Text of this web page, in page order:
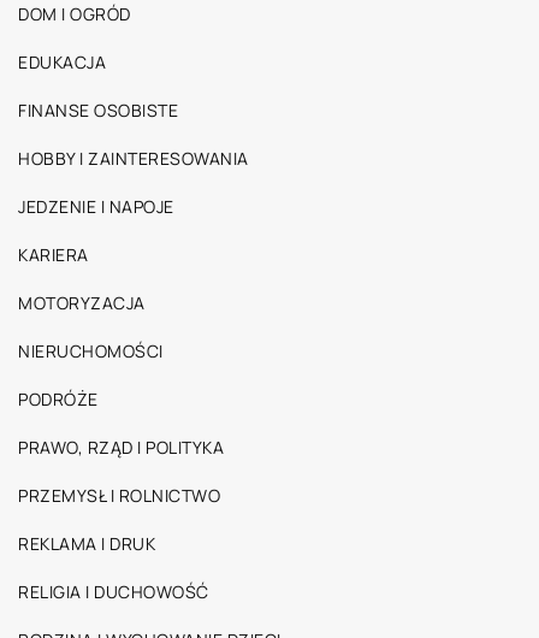
DOM I OGRÓD
EDUKACJA
FINANSE OSOBISTE
HOBBY I ZAINTERESOWANIA
JEDZENIE I NAPOJE
KARIERA
MOTORYZACJA
NIERUCHOMOŚCI
PODRÓŻE
PRAWO, RZĄD I POLITYKA
PRZEMYSŁ I ROLNICTWO
REKLAMA I DRUK
RELIGIA I DUCHOWOŚĆ